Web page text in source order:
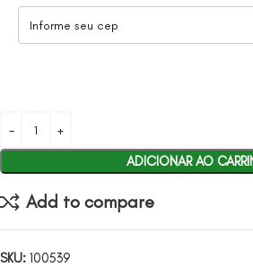
ADICIONAR AO
Add to compare
SKU: 100539